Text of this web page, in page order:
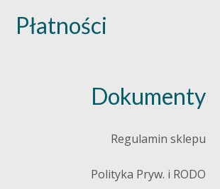
Płatności
Dokumenty
Regulamin sklepu
Polityka Pryw. i RODO